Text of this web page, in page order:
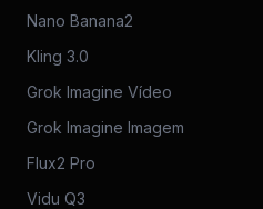
Nano Banana2
Kling 3.0
Grok Imagine Vídeo
Grok Imagine Imagem
Flux2 Pro
Vidu Q3